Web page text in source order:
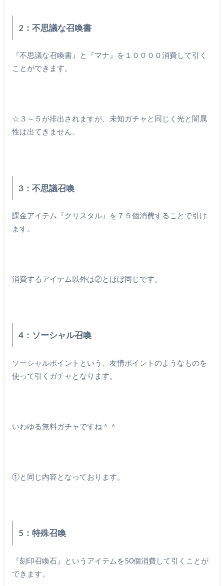
2：不思議な召喚書
『不思議な召喚書』と『マナ』を１００００消費して引く
ことができます。
☆３～５が排出されますが、未知ガチャと同じく光と闇属
性は出てきません。
3：不思議召喚
課金アイテム『クリスタル』を７５個消費することで引け
ます。
消費するアイテム以外は②とほぼ同じです。
4：ソーシャル召喚
ソーシャルポイントという、友情ポイントのようなものを
使って引くガチャとなります。
いわゆる無料ガチャですね＾＾
①と同じ内容となっております。
5：特殊召喚
『刻印召喚石』というアイテムを50個消費して引くことが
できます。